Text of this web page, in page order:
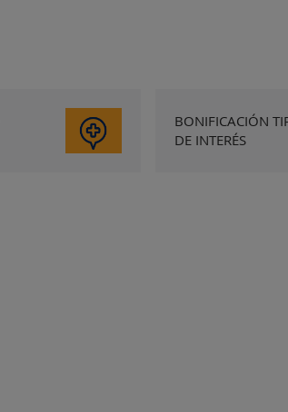
BONIFICACIÓN
DE INTERÉS